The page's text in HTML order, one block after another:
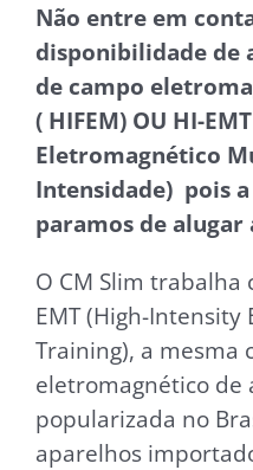
Não entre em
disponibilidade de
de campo
( HIFEM) OU HI-
Eletromagnético
Intensidade) pois
paramos de alugar
O CM Slim trabalha
EMT (High-Intensity
Training), a mesma
eletromagnético de
popularizada no
aparelhos